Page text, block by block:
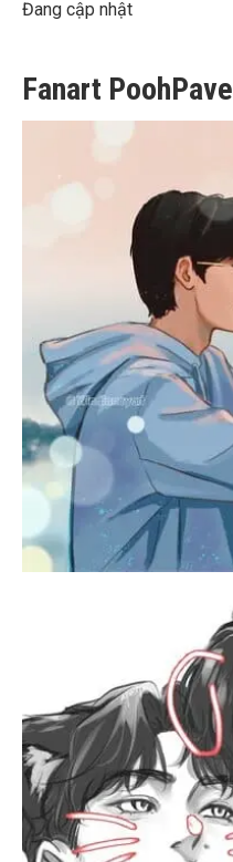
Đang cập nhật
Fanart PoohPavel